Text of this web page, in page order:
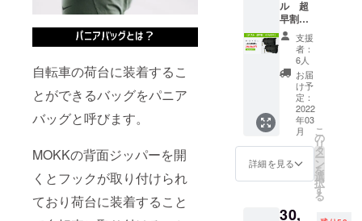
自転車の荷台に装着するこ
とができるバッグをパニア
バッグと呼びます。
MOKKの背面ジッパーを開
くとフックが取り付けられ
ており荷台に装着すること
ギュ
ラー等
で、お
届け時
期が遅
れる場
合があ
りま
す。"
状況、
使用部
材の供
給状
況、製
造工程
上の都
合等に
より出
荷時期
が遅れ
る場合
があり
※海外輸
トラブ
F ※リ
ターン
価格は
税込・
送料無
料にな
りま
す。 ※
デザイ
ン・仕
様は変
更にな
る可能
了承く
ル 超
早割
40％OF
F】50名
限定
【MOK
K モッ
ク】2個
MOKK
×2点
［一般
販売予
定価格
47,600
一般販
支援
者：
6人
お届
け予
定：
2022
年03
月
詳細を見る
こ
の
リ
タ
ー
ン
を
選
択
す
る
30,